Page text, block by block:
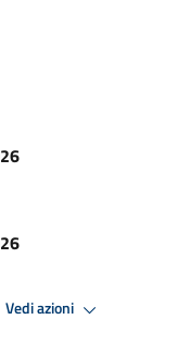
Vedi azioni